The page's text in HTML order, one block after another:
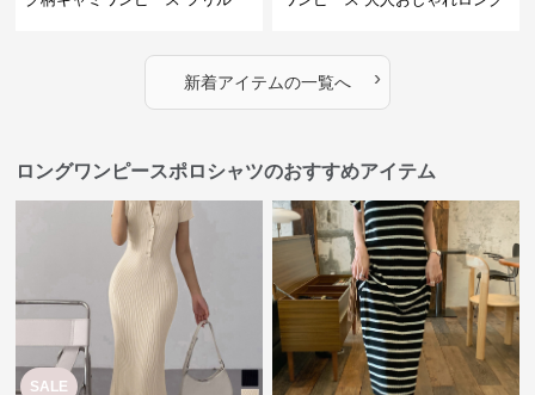
新着アイテムの一覧へ ›
ロングワンピースポロシャツのおすすめアイテム
SALE